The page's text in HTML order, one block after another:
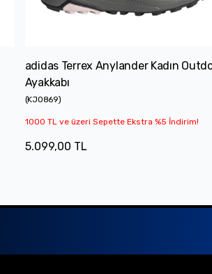
adidas Terrex Anylander Kadın
Ayakkabı
(KJ0869)
1000 TL ve üzeri Sepette Ekstra %5 İndirim!
5.099,00 TL